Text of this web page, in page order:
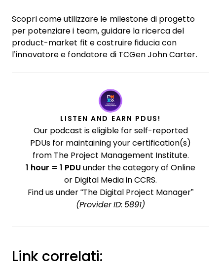
Scopri come utilizzare le milestone di progetto
per potenziare i team, guidare la ricerca del
product-market fit e costruire fiducia con
l’innovatore e fondatore di TCGen John Carter.
LISTEN AND EARN PDUS!
Our podcast is eligible for self-reported
PDUs for maintaining your certification(s)
from The Project Management Institute.
1 hour = 1 PDU under the category of Online
or Digital Media in CCRS.
Find us under “The Digital Project Manager”
(Provider ID: 5891)
Link correlati: